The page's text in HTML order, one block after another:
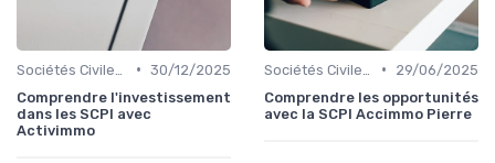
• 30/12/2025
Comprendre l'investissement
dans les SCPI avec
Activimmo
•
29/06/2025
Comprendre les opportunités
avec la SCPI Accimmo Pierre